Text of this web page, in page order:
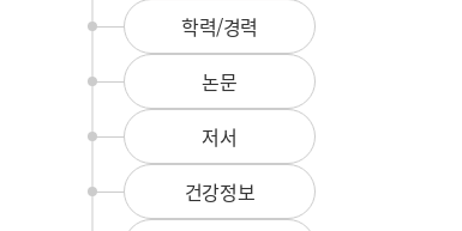
뉴
학력/경력
논문
저서
건강정보